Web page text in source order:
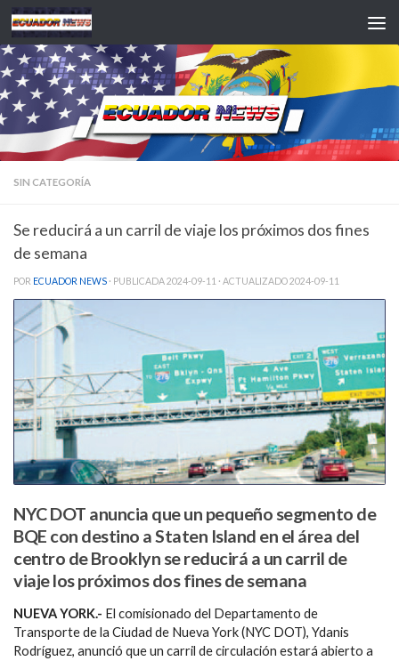
Saltar al contenido
SIN CATEGORÍA
Se reducirá a un carril de viaje los próximos dos fines
de semana
POR ECUADOR NEWS · PUBLICADA2024-09-11 · ACTUALIZADO2024-09-11
NYC DOT anuncia que un pequeño segmento de
BQE con destino a Staten Island en el área del
centro de Brooklyn se reducirá a un carril de
viaje los próximos dos fines de semana
NUEVA YORK.- El comisionado del Departamento de
Transporte de la Ciudad de Nueva York (NYC DOT), Ydanis
Rodríguez, anunció que un carril de circulación estará abierto a